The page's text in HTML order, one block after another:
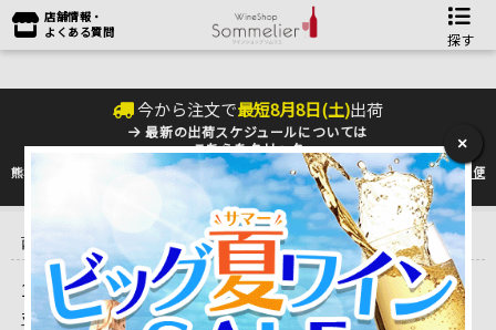
店舗情報・
よくある質問
探す
今から注文で最短8月8日(土)出荷
最新の出荷スケジュールについては
こちらをクリック
熊本地震の影響により九州への配送に遅れが生じております。最新情報は佐川急便
のHP
をご確認下さい。
産地で探す ＞ フランス ＞シュドウエストワイン （南
西）
シャトー・トゥール・デ・ジャンドル
1 ～ 1 件目を表示しています。（全1件）
並べ替え
×